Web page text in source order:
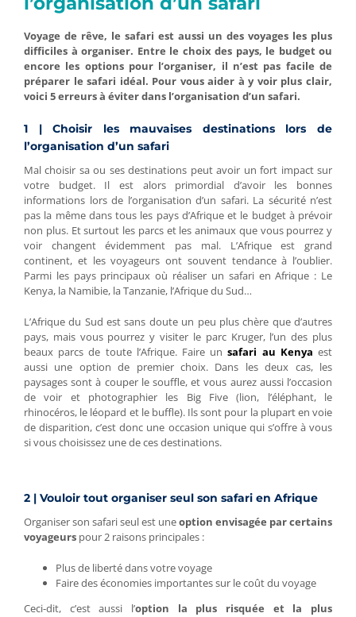
Voyage de rêve, le safari est aussi un des voyages les plus
difficiles à organiser. Entre le choix des pays, le budget ou
encore les options pour l’organiser, il n’est pas facile de
préparer le safari idéal. Pour vous aider à y voir plus clair,
voici 5 erreurs à éviter dans l’organisation d’un safari.
1 | Choisir les mauvaises destinations lors de
l’organisation d’un safari
Mal choisir sa ou ses destinations peut avoir un fort impact sur
votre budget. Il est alors primordial d’avoir les bonnes
informations lors de l’organisation d’un safari. La sécurité n’est
pas la même dans tous les pays d’Afrique et le budget à prévoir
non plus. Et surtout les parcs et les animaux que vous pourrez y
voir changent évidemment pas mal. L’Afrique est grand
continent, et les voyageurs ont souvent tendance à l’oublier.
Parmi les pays principaux où réaliser un safari en Afrique : Le
Kenya, la Namibie, la Tanzanie, l’Afrique du Sud…
L’Afrique du Sud est sans doute un peu plus chère que d’autres
pays, mais vous pourrez y visiter le parc Kruger, l’un des plus
beaux parcs de toute l’Afrique. Faire unsafari au Kenya est
aussi une option de premier choix. Dans les deux cas, les
paysages sont à couper le souffle, et vous aurez aussi l’occasion
de voir et photographier les Big Five (lion, l’éléphant, le
rhinocéros, le léopard et le buffle). Ils sont pour la plupart en voie
de disparition, c’est donc une occasion unique qui s’offre à vous
si vous choisissez une de ces destinations.
2 | Vouloir tout organiser seul son safari en Afrique
Organiser son safari seul est uneoption envisagée par certains
voyageurs pour 2 raisons principales :
Plus de liberté dans votre voyage
Faire des économies importantes sur le coût du voyage
Ceci-dit, c’est aussi l’option la plus risquée et la plus